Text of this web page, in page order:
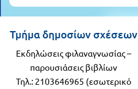
Τμήμα δημοσίων σχέσεων
Εκδηλώσεις φιλαναγνωσίας –
παρουσιάσεις βιβλίων
Τηλ.: 2103646965 (εσωτερικό